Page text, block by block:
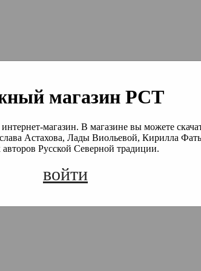
магазин РСТ
магазин. В магазине вы можете
Астахова, Лады Виольевой, Кирилла
авторов Русской Северной традиции.
войти
Традиции